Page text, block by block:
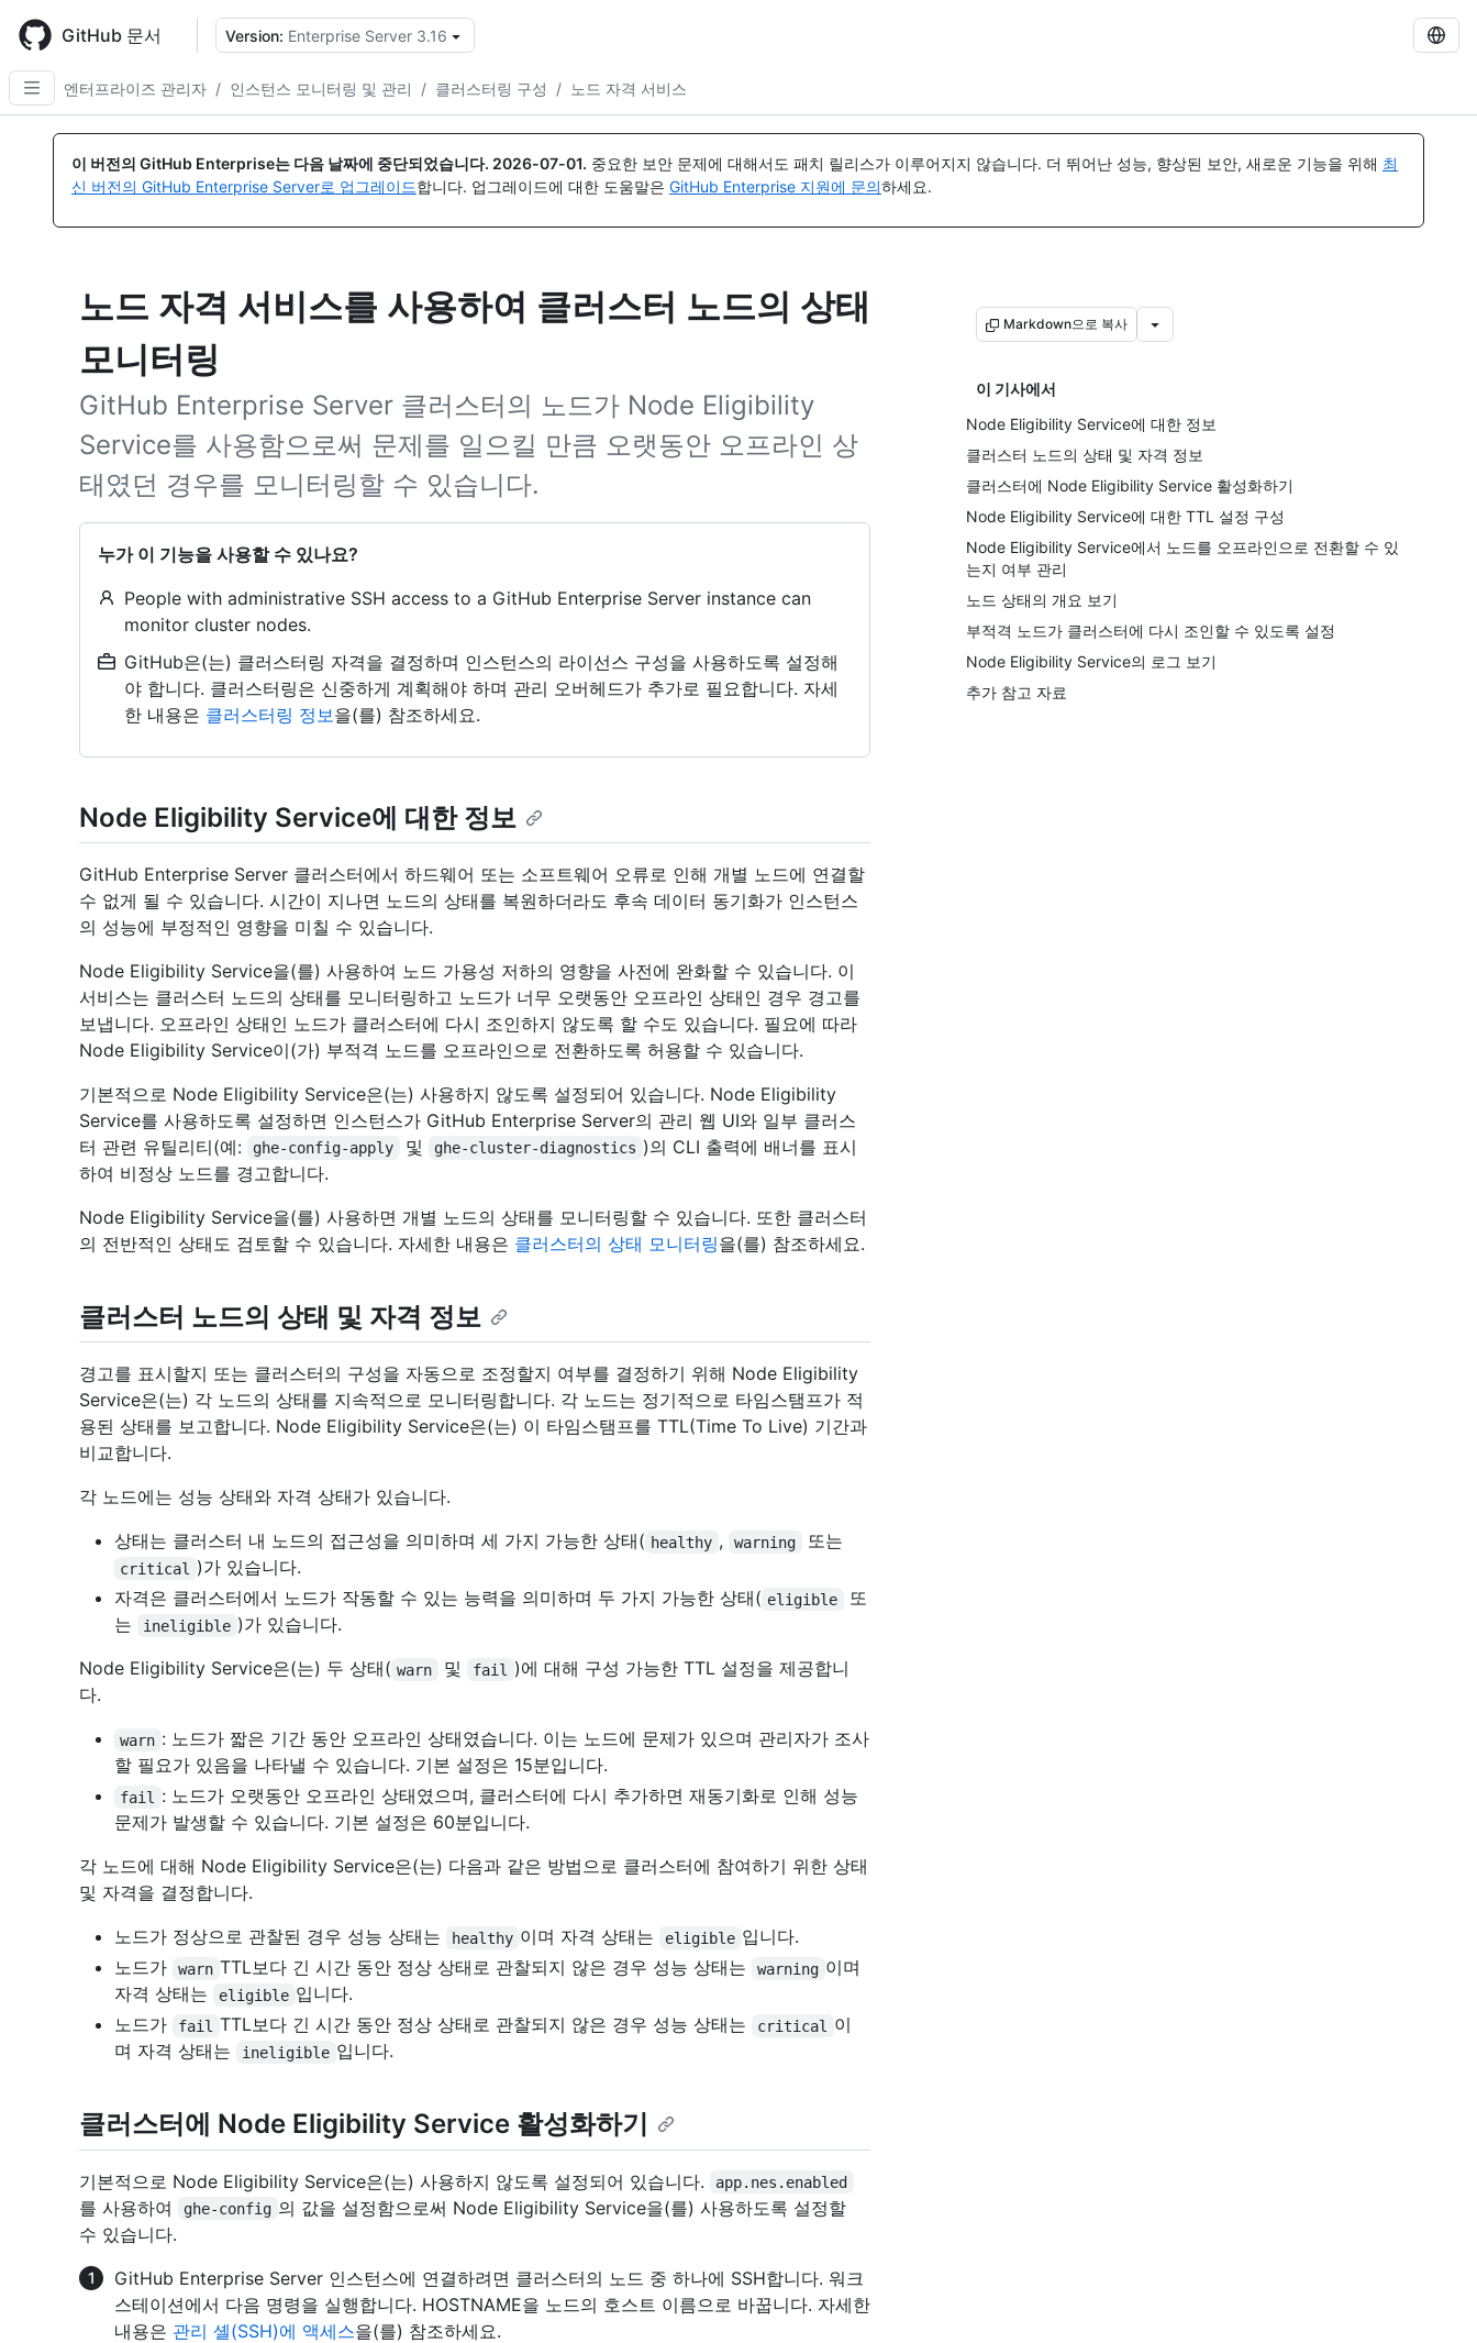
main
content
GitHub 문서 Version: Enterprise Server 3.16
엔터프라이즈 관리자 / 인스턴스 모니터링 및 관리 / 클러스터링 구성 / 노드 자격 서비스
이 버전의 GitHub Enterprise는 다음 날짜에 중단되었습니다. 2026-07-01. 중요한 보안 문제에 대해서도 패치 릴리스가 이루어지지 않습니다. 더 뛰어난 성능, 향상된 보안, 새로운 기능을 위해 최
신 버전의 GitHub Enterprise Server로 업그레이드합니다. 업그레이드에 대한 도움말은 GitHub Enterprise 지원에 문의하세요.
노드 자격 서비스를 사용하여 클러스터 노드의 상태
모니터링
GitHub Enterprise Server 클러스터의 노드가 Node Eligibility
Service를 사용함으로써 문제를 일으킬 만큼 오랫동안 오프라인 상
태였던 경우를 모니터링할 수 있습니다.
누가 이 기능을 사용할 수 있나요?
People with administrative SSH access to a GitHub Enterprise Server instance can
monitor cluster nodes.
GitHub은(는) 클러스터링 자격을 결정하며 인스턴스의 라이선스 구성을 사용하도록 설정해
야 합니다. 클러스터링은 신중하게 계획해야 하며 관리 오버헤드가 추가로 필요합니다. 자세
한 내용은 클러스터링 정보을(를) 참조하세요.
Markdown으로 복사
이 기사에서
Node Eligibility Service에 대한 정보
클러스터 노드의 상태 및 자격 정보
클러스터에 Node Eligibility Service 활성화하기
Node Eligibility Service에 대한 TTL 설정 구성
Node Eligibility Service에서 노드를 오프라인으로 전환할 수 있
는지 여부 관리
노드 상태의 개요 보기
부적격 노드가 클러스터에 다시 조인할 수 있도록 설정
Node Eligibility Service의 로그 보기
추가 참고 자료
Node Eligibility Service에 대한 정보
GitHub Enterprise Server 클러스터에서 하드웨어 또는 소프트웨어 오류로 인해 개별 노드에 연결할
수 없게 될 수 있습니다. 시간이 지나면 노드의 상태를 복원하더라도 후속 데이터 동기화가 인스턴스
의 성능에 부정적인 영향을 미칠 수 있습니다.
Node Eligibility Service을(를) 사용하여 노드 가용성 저하의 영향을 사전에 완화할 수 있습니다. 이
서비스는 클러스터 노드의 상태를 모니터링하고 노드가 너무 오랫동안 오프라인 상태인 경우 경고를
보냅니다. 오프라인 상태인 노드가 클러스터에 다시 조인하지 않도록 할 수도 있습니다. 필요에 따라
Node Eligibility Service이(가) 부적격 노드를 오프라인으로 전환하도록 허용할 수 있습니다.
기본적으로 Node Eligibility Service은(는) 사용하지 않도록 설정되어 있습니다. Node Eligibility
Service를 사용하도록 설정하면 인스턴스가 GitHub Enterprise Server의 관리 웹 UI와 일부 클러스
터 관련 유틸리티(예:
ghe-config-apply 및 ghe-cluster-diagnostics )의 CLI 출력에 배너를 표시
하여 비정상 노드를 경고합니다.
Node Eligibility Service을(를) 사용하면 개별 노드의 상태를 모니터링할 수 있습니다. 또한 클러스터
의 전반적인 상태도 검토할 수 있습니다. 자세한 내용은 클러스터의 상태 모니터링을(를) 참조하세요.
클러스터 노드의 상태 및 자격 정보
경고를 표시할지 또는 클러스터의 구성을 자동으로 조정할지 여부를 결정하기 위해 Node Eligibility
Service은(는) 각 노드의 상태를 지속적으로 모니터링합니다. 각 노드는 정기적으로 타임스탬프가 적
용된 상태를 보고합니다. Node Eligibility Service은(는) 이 타임스탬프를 TTL(Time To Live) 기간과
비교합니다.
각 노드에는 성능 상태와 자격 상태가 있습니다.
상태는 클러스터 내 노드의 접근성을 의미하며 세 가지 가능한 상태( healthy , warning 또는
critical
)가 있습니다.
자격은 클러스터에서 노드가 작동할 수 있는 능력을 의미하며 두 가지 가능한 상태( eligible
또
는
ineligible )가 있습니다.
Node Eligibility Service은(는) 두 상태( warn 및 fail
)에 대해 구성 가능한 TTL 설정을 제공합니
다.
warn : 노드가 짧은 기간 동안 오프라인 상태였습니다. 이는 노드에 문제가 있으며 관리자가 조사
할 필요가 있음을 나타낼 수 있습니다. 기본 설정은 15분입니다.
fail
: 노드가 오랫동안 오프라인 상태였으며, 클러스터에 다시 추가하면 재동기화로 인해 성능
문제가 발생할 수 있습니다. 기본 설정은 60분입니다.
각 노드에 대해 Node Eligibility Service은(는) 다음과 같은 방법으로 클러스터에 참여하기 위한 상태
및 자격을 결정합니다.
노드가 정상으로 관찰된 경우 성능 상태는
healthy 이며 자격 상태는 eligible 입니다.
노드가
warn TTL보다 긴 시간 동안 정상 상태로 관찰되지 않은 경우 성능 상태는 warning 이며
자격 상태는
eligible 입니다.
노드가
fail TTL보다 긴 시간 동안 정상 상태로 관찰되지 않은 경우 성능 상태는 critical
이
며 자격 상태는
ineligible 입니다.
클러스터에 Node Eligibility Service 활성화하기
기본적으로 Node Eligibility Service은(는) 사용하지 않도록 설정되어 있습니다. app.nes.enabled
를 사용하여 ghe-config 의 값을 설정함으로써 Node Eligibility Service을(를) 사용하도록 설정할
수 있습니다.
GitHub Enterprise Server 인스턴스에 연결하려면 클러스터의 노드 중 하나에 SSH합니다. 워크
스테이션에서 다음 명령을 실행합니다. HOSTNAME을 노드의 호스트 이름으로 바꿉니다. 자세한
내용은 관리 셸(SSH)에 액세스을(를) 참조하세요.